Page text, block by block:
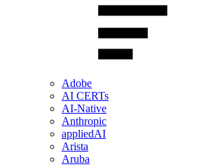
Adobe
AI CERTs
AI-Native
Anthropic
appliedAI
Arista
Aruba